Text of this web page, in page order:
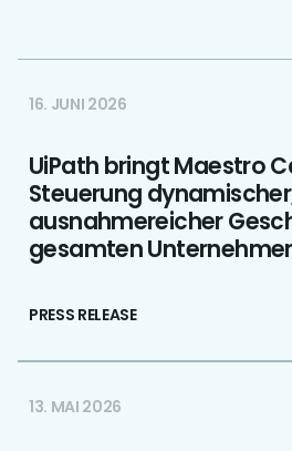
16. JUNI 2026
UiPath bringt Maestro
Steuerung
ausnahmereicher
gesamten
PRESS RELEASE
13. MAI 2026